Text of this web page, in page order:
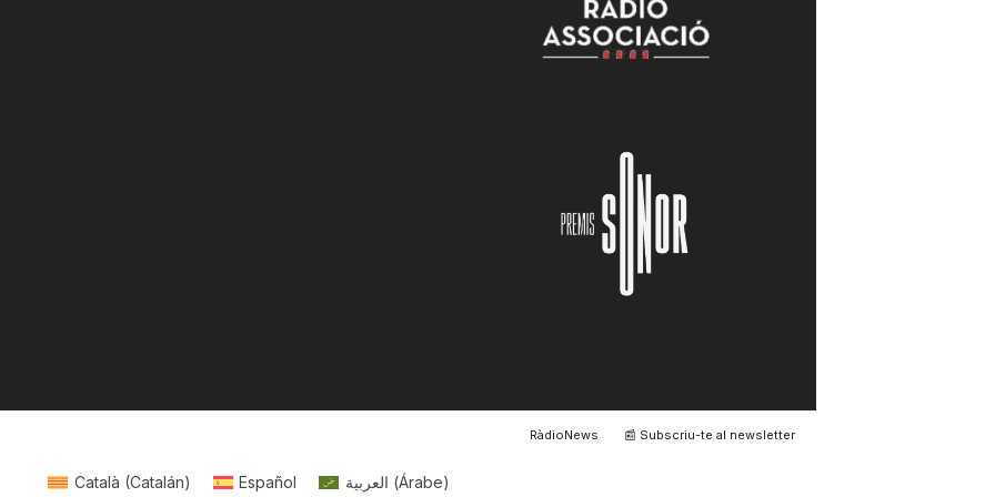
RàdioNews 📰 Subscriu-te al newsletter
Català (Catalán) Español العربية (Árabe)